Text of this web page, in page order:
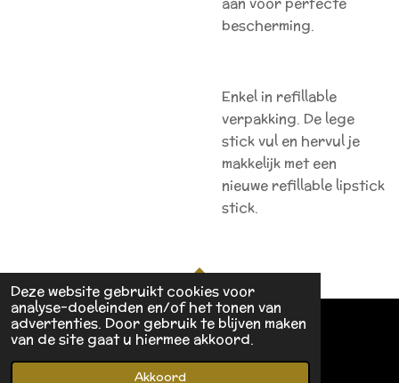
Deze website gebruikt cookies voor
analyse-doeleinden en/of het tonen van
advertenties. Door gebruik te blijven maken
van de site gaat u hiermee akkoord.
Akkoord
bescherming.
Enkel in refillable
verpakking. De lege
stick vul en hervul je
makkelijk met een
nieuwe refillable lipstick
stick.
TOP